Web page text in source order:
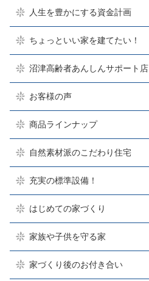
人生を豊かにする資金計画
ちょっといい家を建てたい！
沼津高齢者あんしんサポート店
お客様の声
商品ラインナップ
自然素材派のこだわり住宅
充実の標準設備！
はじめての家づくり
家族や子供を守る家
家づくり後のお付き合い